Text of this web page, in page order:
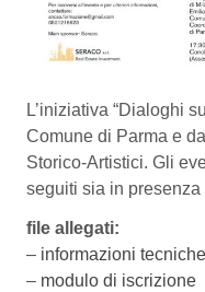
L’iniziativa “Dialoghi
Comune di Parma e
Storico-Artistici. Gli
seguiti sia in presenza
file allegati:
– informazioni tecniche
– modulo di iscrizione